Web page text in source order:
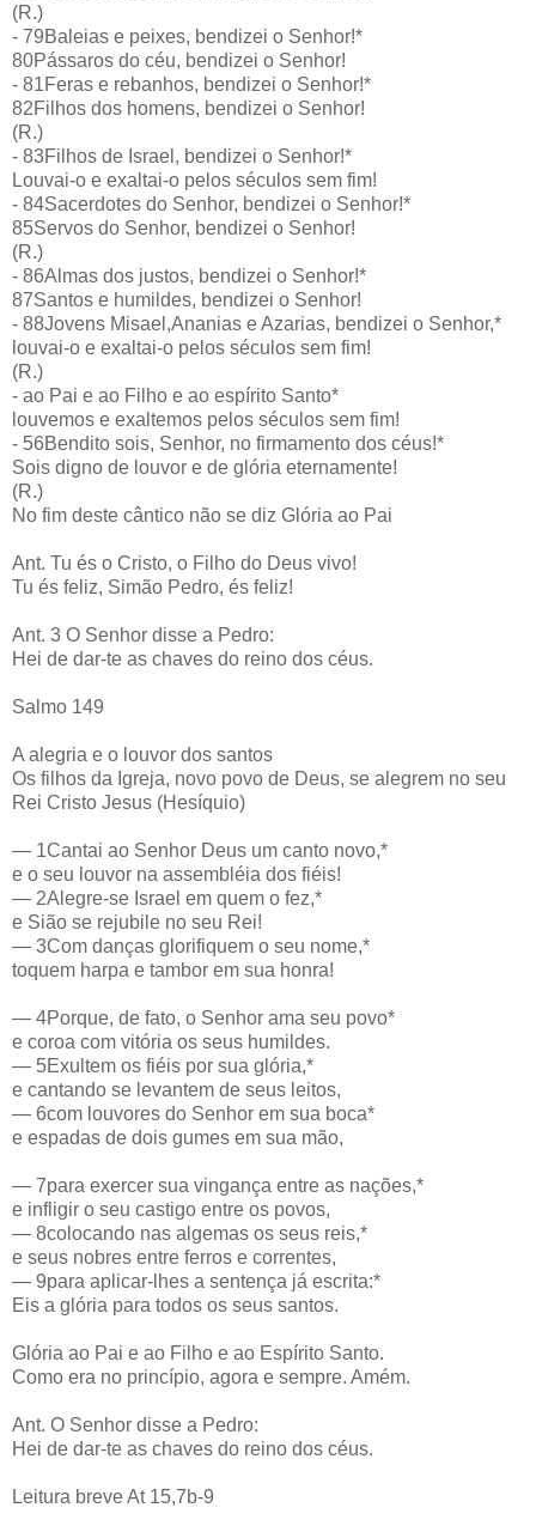
(R.)
- 79Baleias e peixes, bendizei o Senhor!*
80Pássaros do céu, bendizei o Senhor!
- 81Feras e rebanhos, bendizei o Senhor!*
82Filhos dos homens, bendizei o Senhor!
(R.)
- 83Filhos de Israel, bendizei o Senhor!*
Louvai-o e exaltai-o pelos séculos sem fim!
- 84Sacerdotes do Senhor, bendizei o Senhor!*
85Servos do Senhor, bendizei o Senhor!
(R.)
- 86Almas dos justos, bendizei o Senhor!*
87Santos e humildes, bendizei o Senhor!
- 88Jovens Misael,Ananias e Azarias, bendizei o Senhor,*
louvai-o e exaltai-o pelos séculos sem fim!
(R.)
- ao Pai e ao Filho e ao espírito Santo*
louvemos e exaltemos pelos séculos sem fim!
- 56Bendito sois, Senhor, no firmamento dos céus!*
Sois digno de louvor e de glória eternamente!
(R.)
No fim deste cântico não se diz Glória ao Pai
Ant. Tu és o Cristo, o Filho do Deus vivo!
Tu és feliz, Simão Pedro, és feliz!
Ant. 3 O Senhor disse a Pedro:
Hei de dar-te as chaves do reino dos céus.
Salmo 149
A alegria e o louvor dos santos
Os filhos da Igreja, novo povo de Deus, se alegrem no seu
Rei Cristo Jesus (Hesíquio)
— 1Cantai ao Senhor Deus um canto novo,*
e o seu louvor na assembléia dos fiéis!
— 2Alegre-se Israel em quem o fez,*
e Sião se rejubile no seu Rei!
— 3Com danças glorifiquem o seu nome,*
toquem harpa e tambor em sua honra!
— 4Porque, de fato, o Senhor ama seu povo*
e coroa com vitória os seus humildes.
— 5Exultem os fiéis por sua glória,*
e cantando se levantem de seus leitos,
— 6com louvores do Senhor em sua boca*
e espadas de dois gumes em sua mão,
— 7para exercer sua vingança entre as nações,*
e infligir o seu castigo entre os povos,
— 8colocando nas algemas os seus reis,*
e seus nobres entre ferros e correntes,
— 9para aplicar-lhes a sentença já escrita:*
Eis a glória para todos os seus santos.
Glória ao Pai e ao Filho e ao Espírito Santo.
Como era no princípio, agora e sempre. Amém.
Ant. O Senhor disse a Pedro:
Hei de dar-te as chaves do reino dos céus.
Leitura breve At 15,7b-9